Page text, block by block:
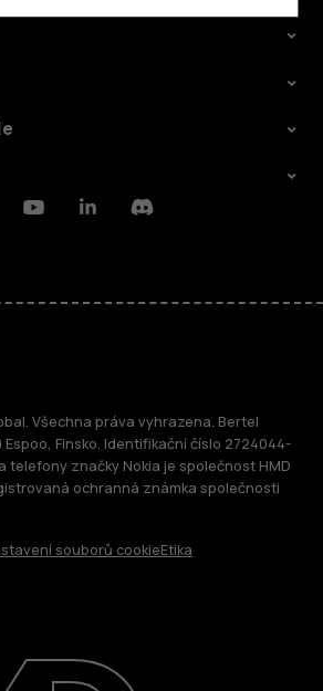
YoutubeLinkedinDiscord
Všechna práva vyhrazena. Bertel
Finsko. Identifikační číslo 2724044-
telefony značky Nokia je společnost HMD
ochranná známka společnosti
souborů cookieEtika